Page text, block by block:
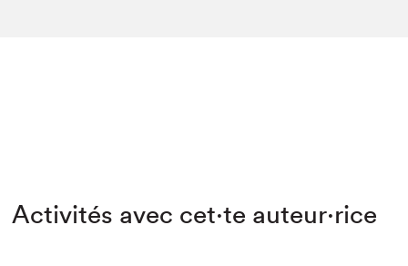
Activités avec cet·te auteur·rice